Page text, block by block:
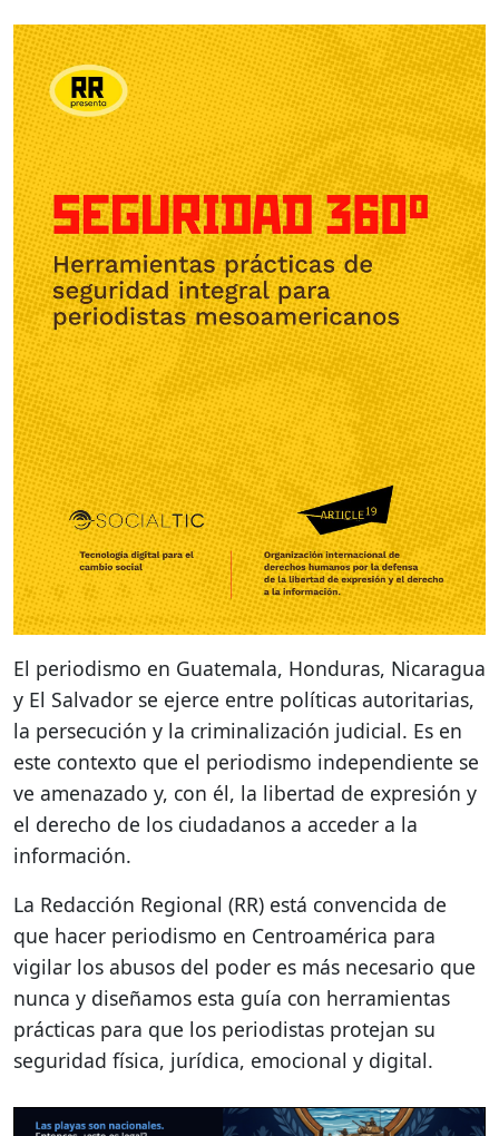
El periodismo en Guatemala, Honduras, Nicaragua
y El Salvador se ejerce entre políticas autoritarias,
la persecución y la criminalización judicial. Es en
este contexto que el periodismo independiente se
ve amenazado y, con él, la libertad de expresión y
el derecho de los ciudadanos a acceder a la
información.
La Redacción Regional (RR) está convencida de
que hacer periodismo en Centroamérica para
vigilar los abusos del poder es más necesario que
nunca y diseñamos esta guía con herramientas
prácticas para que los periodistas protejan su
seguridad física, jurídica, emocional y digital.